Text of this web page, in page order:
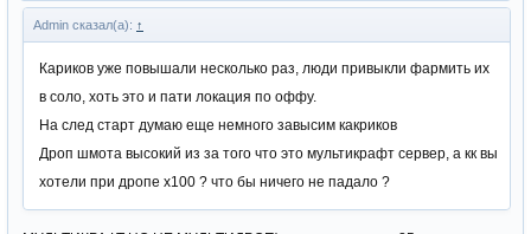
Admin сказал(а): ↑
Кариков уже повышали несколько раз, люди привыкли фармить их
в соло, хоть это и пати локация по оффу.
На след старт думаю еще немного завысим какриков
Дроп шмота высокий из за того что это мультикрафт сервер, а кк вы
хотели при дропе х100 ? что бы ничего не падало ?